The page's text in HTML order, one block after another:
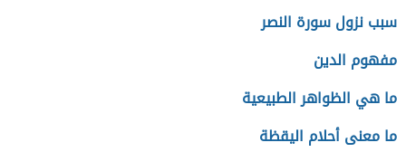
سبب نزول سورة النصر
مفهوم الدين
ما هي الظواهر الطبيعية
ما معنى أحلام اليقظة